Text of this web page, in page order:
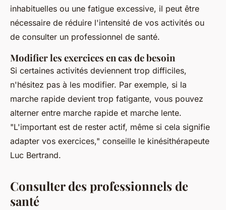
inhabituelles ou une fatigue excessive, il peut être
nécessaire de réduire l'intensité de vos activités ou
de consulter un professionnel de santé.
Modifier les exercices en cas de besoin
Si certaines activités deviennent trop difficiles,
n'hésitez pas à les modifier. Par exemple, si la
marche rapide devient trop fatigante, vous pouvez
alterner entre marche rapide et marche lente.
"L'important est de rester actif, même si cela signifie
adapter vos exercices," conseille le kinésithérapeute
Luc Bertrand.
Consulter des professionnels de
santé